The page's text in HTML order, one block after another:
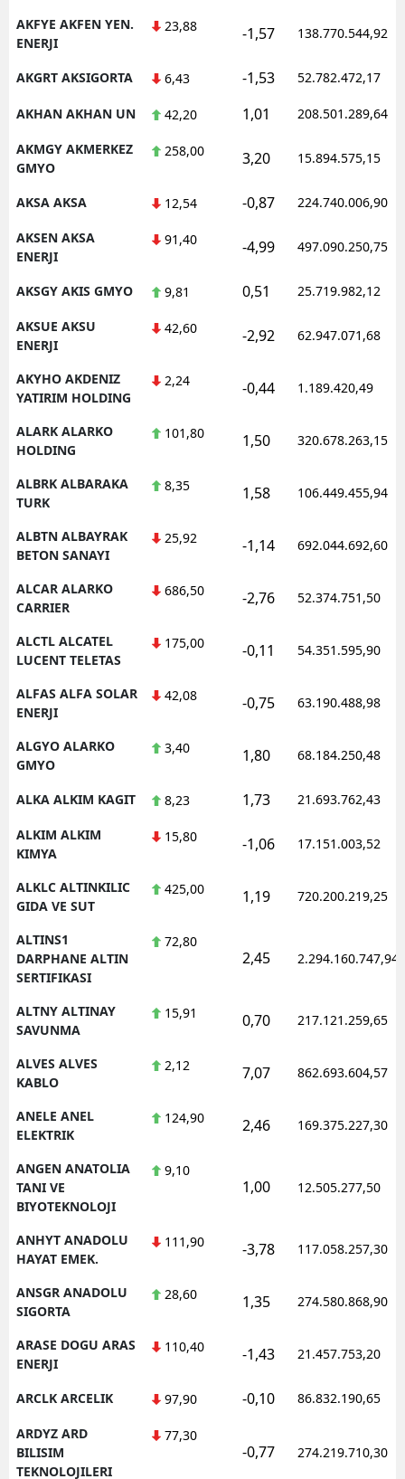
AKFYE AKFEN YEN.
ENERJI
23,88 -1,57 138.770.544,92
AKGRT AKSIGORTA 6,43 -1,53 52.782.472,17
AKHAN AKHAN UN 42,20 1,01 208.501.289,64
AKMGY AKMERKEZ
GMYO
258,00 3,20 15.894.575,15
AKSA AKSA 12,54 -0,87 224.740.006,90
AKSEN AKSA
ENERJI
91,40 -4,99 497.090.250,75
AKSGY AKIS GMYO 9,81 0,51 25.719.982,12
AKSUE AKSU
ENERJI
42,60 -2,92 62.947.071,68
AKYHO AKDENIZ
YATIRIM HOLDING
2,24 -0,44 1.189.420,49
ALARK ALARKO
HOLDING
101,80 1,50 320.678.263,15
ALBRK ALBARAKA
TURK
8,35 1,58 106.449.455,94
ALBTN ALBAYRAK
BETON SANAYI
25,92 -1,14 692.044.692,60
ALCAR ALARKO
CARRIER
686,50 -2,76 52.374.751,50
ALCTL ALCATEL
LUCENT TELETAS
175,00 -0,11 54.351.595,90
ALFAS ALFA SOLAR
ENERJI
42,08 -0,75 63.190.488,98
ALGYO ALARKO
GMYO
3,40 1,80 68.184.250,48
ALKA ALKIM KAGIT 8,23 1,73 21.693.762,43
ALKIM ALKIM
KIMYA
15,80 -1,06 17.151.003,52
ALKLC ALTINKILIC
GIDA VE SUT
425,00 1,19 720.200.219,25
ALTINS1
DARPHANE ALTIN
SERTIFIKASI
72,80
2,45 2.294.160.747,94
ALTNY ALTINAY
SAVUNMA
15,91 0,70 217.121.259,65
ALVES ALVES
KABLO
2,12 7,07 862.693.604,57
ANELE ANEL
ELEKTRIK
124,90 2,46 169.375.227,30
ANGEN ANATOLIA
TANI VE
BIYOTEKNOLOJI
9,10
1,00 12.505.277,50
ANHYT ANADOLU
HAYAT EMEK.
111,90 -3,78 117.058.257,30
ANSGR ANADOLU
SIGORTA
28,60 1,35 274.580.868,90
ARASE DOGU ARAS
ENERJI
110,40 -1,43 21.457.753,20
ARCLK ARCELIK 97,90 -0,10 86.832.190,65
ARDYZ ARD
BILISIM
TEKNOLOJILERI
77,30
-0,77 274.219.710,30